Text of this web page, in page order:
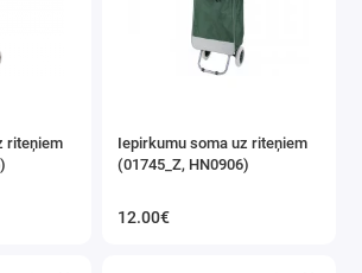
/ Cirvji / Naži
riteņiem
Iepirkumu soma uz riteņiem
(01745_Z, HN0906)
12.00€